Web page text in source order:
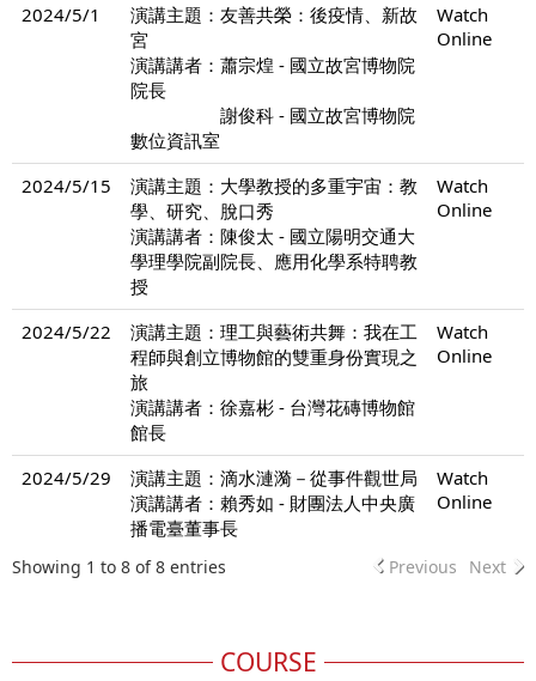
2024/5/1
演講主題：友善共榮：後疫情、新故
宮
演講講者：蕭宗煌 - 國立故宮博物院
院長
謝俊科 - 國立故宮博物院
數位資訊室
Watch
Online
2024/5/15
演講主題：大學教授的多重宇宙：教
學、研究、脫口秀
演講講者：陳俊太 - 國立陽明交通大
學理學院副院長、應用化學系特聘教
授
Watch
Online
2024/5/22
演講主題：理工與藝術共舞：我在工
程師與創立博物館的雙重身份實現之
旅
演講講者：徐嘉彬 - 台灣花磚博物館
館長
Watch
Online
2024/5/29
演講主題：滴水漣漪－從事件觀世局
演講講者：賴秀如 - 財團法人中央廣
播電臺董事長
Watch
Online
Showing 1 to 8 of 8 entries Previous Next
COURSE